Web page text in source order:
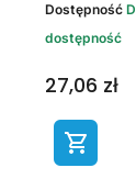
Dostępność
dostępność
27,06 zł